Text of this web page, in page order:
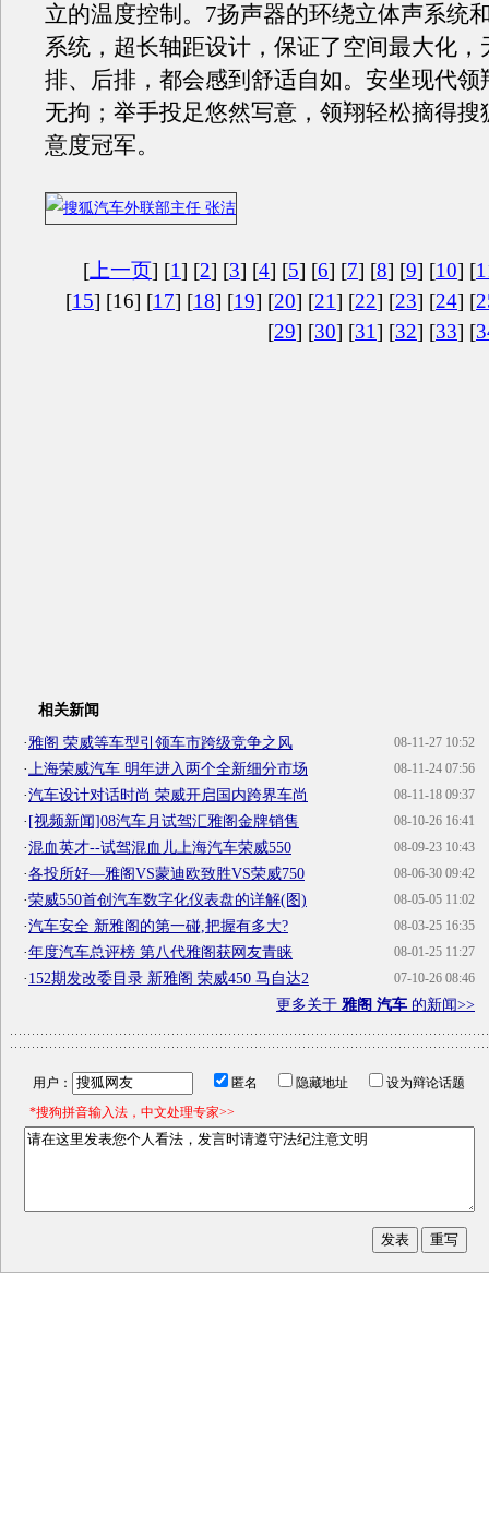
立的温度控制。7扬声器的环绕立体声系统
系统，超长轴距设计，保证了空间最大化，
排、后排，都会感到舒适自如。安坐现代领
无拘；举手投足悠然写意，领翔轻松摘得搜
意度冠军。
[ 上一页] [1] [2] [3] [4] [5] [6] [7] [8] [9] [10] [
[15] [16] [17] [18] [19] [20] [21] [22] [23] [24] [
[29] [30] [31] [32] [33] [
相关新闻
08-11-27 10:52
·雅阁 荣威等车型引领车市跨级竞争之风
08-11-24 07:56
· 上海荣威汽车 明年进入两个全新细分市场
08-11-18 09:37
·汽车设计对话时尚 荣威开启国内跨界车尚
08-10-26 16:41
·[视频新闻]08汽车月试驾汇雅阁金牌销售
08-09-23 10:43
·混血英才--试驾混血儿上海汽车荣威550
08-06-30 09:42
·各投所好—雅阁VS蒙迪欧致胜VS荣威750
08-05-05 11:02
·荣威550首创汽车数字化仪表盘的详解(图)
08-03-25 16:35
·汽车安全 新雅阁的第一碰,把握有多大?
08-01-25 11:27
·年度汽车总评榜 第八代雅阁获网友青睐
07-10-26 08:46
·152期发改委目录 新雅阁 荣威450 马自达2
更多关于 雅阁 汽车 的新闻>>
用户： 匿名 隐藏地址
设为辩论话题
*搜狗拼音输入法，中文处理专家>>